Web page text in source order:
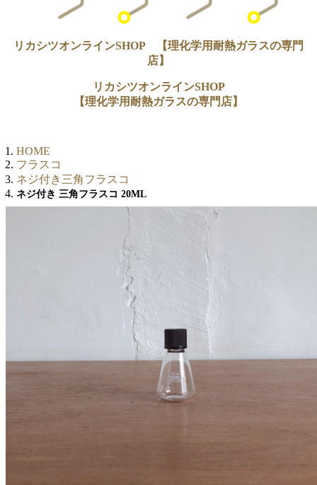
リカシツオンラインSHOP 【理化学用耐熱ガラスの専門
店】
リカシツオンラインSHOP
【理化学用耐熱ガラスの専門店】
HOME
フラスコ
ネジ付き三角フラスコ
ネジ付き 三角フラスコ 20ML